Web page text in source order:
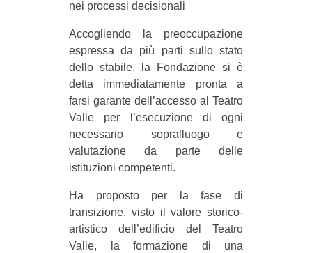
nei processi decisionali
Accogliendo la preoccupazione
espressa da più parti sullo stato
dello stabile, la Fondazione si è
detta immediatamente pronta a
farsi garante dell’accesso al Teatro
Valle per l’esecuzione di ogni
necessario sopralluogo e
valutazione da parte delle
istituzioni competenti.
Ha proposto per la fase di
transizione, visto il valore storico-
artistico dell’edificio del Teatro
Valle, la formazione di una